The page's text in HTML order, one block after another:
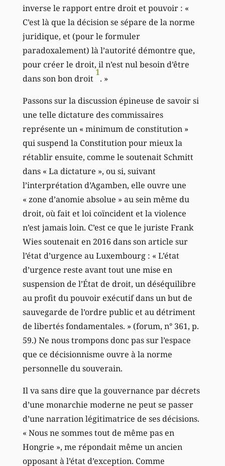
inverse le rapport entre droit et pouvoir : «
C’est là que la décision se sépare de la norme
juridique, et (pour le formuler
paradoxalement) là l’autorité démontre que,
pour créer le droit, il n’est nul besoin d’être
dans son bon droit
1
. »
Passons sur la discussion épineuse de savoir si
une telle dictature des commissaires
représente un « minimum de constitution »
qui suspend la Constitution pour mieux la
rétablir ensuite, comme le soutenait Schmitt
dans « La dictature », ou si, suivant
l’interprétation d’Agamben, elle ouvre une
« zone d’anomie absolue » au sein même du
droit, où fait et loi coïncident et la violence
n’est jamais loin. C’est ce que le juriste Frank
Wies soutenait en 2016 dans son article sur
l’état d’urgence au Luxembourg : « L’état
d’urgence reste avant tout une mise en
suspension de l’État de droit, un déséquilibre
au profit du pouvoir exécutif dans un but de
sauvegarde de l’ordre public et au détriment
de libertés fondamentales. » (forum, n° 361, p.
59.) Ne nous trompons donc pas sur l’espace
que ce décisionnisme ouvre à la norme
personnelle du souverain.
Il va sans dire que la gouvernance par décrets
d’une monarchie moderne ne peut se passer
d’une narration légitimatrice de ses décisions.
« Nous ne sommes tout de même pas en
Hongrie », me répondait même un ancien
opposant à l’état d’exception. Comme